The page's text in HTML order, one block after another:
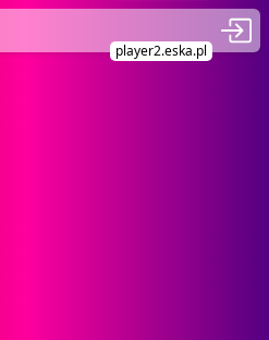
player2.eska.pl